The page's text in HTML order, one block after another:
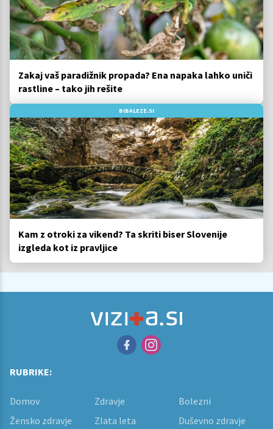
Zakaj vaš paradižnik propada? Ena napaka lahko uniči
rastline – tako jih rešite
BIBALEZE.SI
Kam z otroki za vikend? Ta skriti biser Slovenije
izgleda kot iz pravljice
RUBRIKE:
Domov Zdravje
Bolezni
Žensko zdravje
Zlata leta
Duševno zdravje